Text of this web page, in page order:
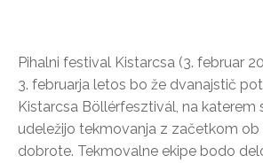
Pihalni festival Kistarcsa (3. februar
3. februarja letos bo že dvanajstič
Kistarcsa Böllérfesztivál, na katerem
udeležijo tekmovanja z začetkom ob
dobrote. Tekmovalne ekipe bodo